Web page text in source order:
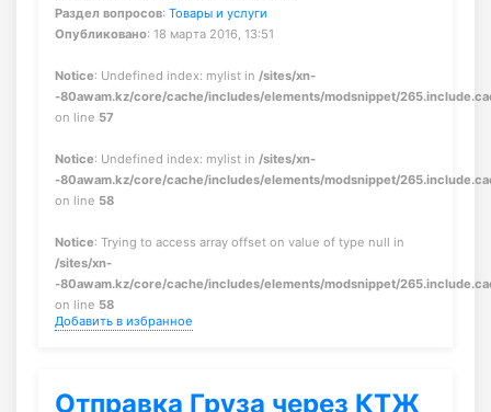
Раздел вопросов: Товары и услуги
Опубликовано: 18 марта 2016, 13:51
Notice: Undefined index: mylist in /sites/xn-
-80awam.kz/core/cache/includes/elements/modsnippet/
on line 57
Notice: Undefined index: mylist in /sites/xn-
-80awam.kz/core/cache/includes/elements/modsnippet/
on line 58
Notice: Trying to access array offset on value of type null in
/sites/xn-
-80awam.kz/core/cache/includes/elements/modsnippet/
on line 58
Добавить в избранное
Отправка Груза через КТЖ